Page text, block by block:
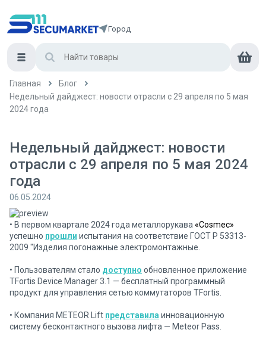
Город
Главная
Блог
Недельный дайджест: новости отрасли с 29 апреля по 5 мая
2024 года
Недельный дайджест: новости
отрасли с 29 апреля по 5 мая 2024
года
06.05.2024
• В первом квартале 2024 года металлорукава «Cosmec»
успешно прошли испытания на соответствие ГОСТ Р 53313-
2009 "Изделия погонажные электромонтажные.
• Пользователям стало доступно обновленное приложение
TFortis Device Manager 3.1 — бесплатный программный
продукт для управления сетью коммутаторов TFortis.
• Компания METEOR Lift представила инновационную
систему бесконтактного вызова лифта — Meteor Pass.